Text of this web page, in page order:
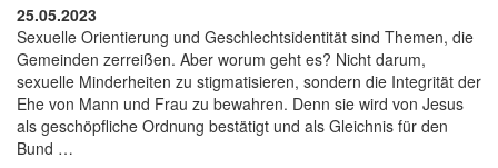
25.05.2023
Sexuelle Orientierung und Geschlechtsidentität sind Themen, die
Gemeinden zerreißen. Aber worum geht es? Nicht darum,
sexuelle Minderheiten zu stigmatisieren, sondern die Integrität der
Ehe von Mann und Frau zu bewahren. Denn sie wird von Jesus
als geschöpfliche Ordnung bestätigt und als Gleichnis für den
Bund …